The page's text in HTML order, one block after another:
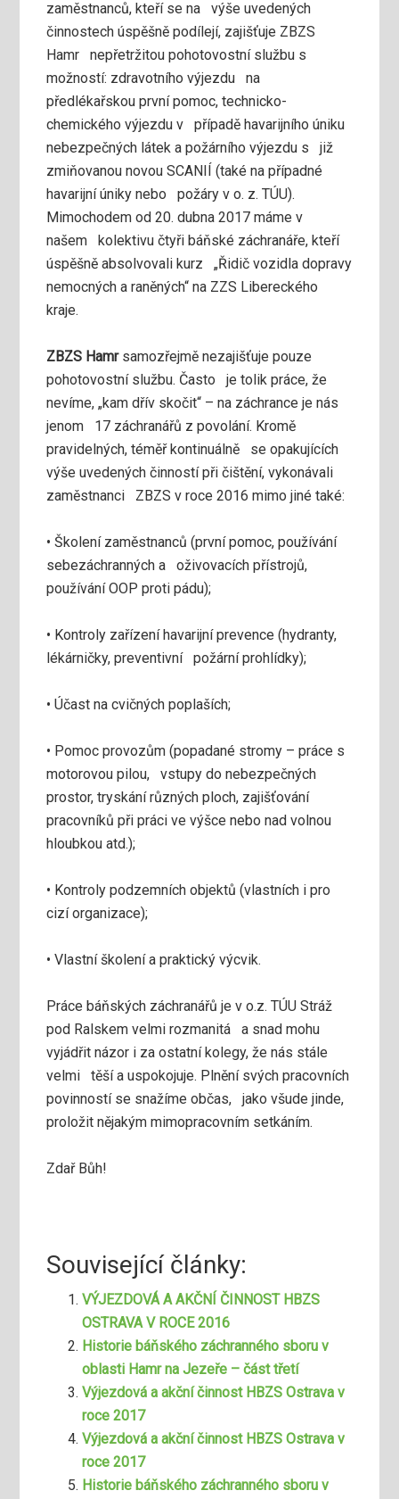
zaměstnanců, kteří se na výše uvedených
činnostech úspěšně podílejí, zajišťuje ZBZS
Hamr nepřetržitou pohotovostní službu s
možností: zdravotního výjezdu na
předlékařskou první pomoc, technicko-
chemického výjezdu v případě havarijního úniku
nebezpečných látek a požárního výjezdu s již
zmiňovanou novou SCANIÍ (také na případné
havarijní úniky nebo požáry v o. z. TÚU).
Mimochodem od 20. dubna 2017 máme v
našem kolektivu čtyři báňské záchranáře, kteří
úspěšně absolvovali kurz „Řidič vozidla dopravy
nemocných a raněných“ na ZZS Libereckého
kraje.
ZBZS Hamrsamozřejmě nezajišťuje pouze
pohotovostní službu. Často je tolik práce, že
nevíme, „kam dřív skočit“ – na záchrance je nás
jenom 17 záchranářů z povolání. Kromě
pravidelných, téměř kontinuálně se opakujících
výše uvedených činností při čištění, vykonávali
zaměstnanci ZBZS v roce 2016 mimo jiné také:
• Školení zaměstnanců (první pomoc, používání
sebezáchranných a oživovacích přístrojů,
používání OOP proti pádu);
• Kontroly zařízení havarijní prevence (hydranty,
lékárničky, preventivní požární prohlídky);
• Účast na cvičných poplaších;
• Pomoc provozům (popadané stromy – práce s
motorovou pilou, vstupy do nebezpečných
prostor, tryskání různých ploch, zajišťování
pracovníků při práci ve výšce nebo nad volnou
hloubkou atd.);
• Kontroly podzemních objektů (vlastních i pro
cizí organizace);
• Vlastní školení a praktický výcvik.
Práce báňských záchranářů je v o.z. TÚU Stráž
pod Ralskem velmi rozmanitá a snad mohu
vyjádřit názor i za ostatní kolegy, že nás stále
velmi těší a uspokojuje. Plnění svých pracovních
povinností se snažíme občas, jako všude jinde,
proložit nějakým mimopracovním setkáním.
Zdař Bůh!
Související články:
VÝJEZDOVÁ A AKČNÍ ČINNOST HBZS
OSTRAVA V ROCE 2016
Historie báňského záchranného sboru v
oblasti Hamr na Jezeře – část třetí
Výjezdová a akční činnost HBZS Ostrava v
roce 2017
Výjezdová a akční činnost HBZS Ostrava v
roce 2017
Historie báňského záchranného sboru v